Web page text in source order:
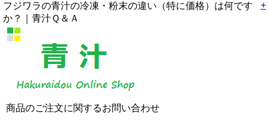
+
フジワラの青汁の冷凍・粉末の違い（特に価格）は何です
か？｜青汁Ｑ＆Ａ
商品のご注文に関するお問い合わせ